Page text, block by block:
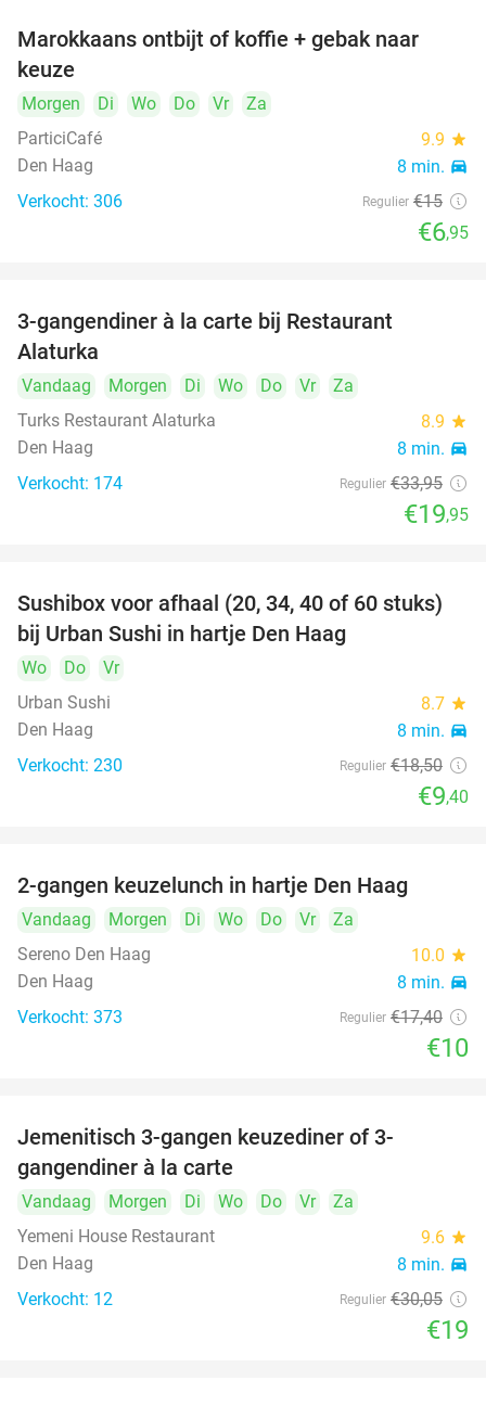
Marokkaans ontbijt of koffie + gebak naar
keuze
Morgen Di Wo Do Vr
Za
ParticiCafé
9.9 star
Den Haag 8 min. directions_car
Verkocht: 306 Regulier €15
€6,95
3-gangendiner à la carte bij Restaurant
Alaturka
Vandaag Morgen Di Wo Do Vr
Za
Turks Restaurant Alaturka
8.9 star
Den Haag 8 min. directions_car
Verkocht: 174 Regulier €33,95
€19,95
49%
Sushibox voor afhaal (20, 34, 40 of 60 stuks)
bij Urban Sushi in hartje Den Haag
Wo Do
Vr
Urban Sushi
8.7 star
Den Haag 8 min. directions_car
Verkocht: 230 Regulier €18,50
€9,40
2-gangen keuzelunch in hartje Den Haag
Vandaag Morgen Di Wo Do Vr
Za
Sereno Den Haag
10.0 star
Den Haag 8 min. directions_car
Verkocht: 373 Regulier €17,40
€10
Jemenitisch 3-gangen keuzediner of 3-
gangendiner à la carte
Vandaag Morgen Di Wo Do Vr
Za
Yemeni House Restaurant
9.6 star
Den Haag 8 min. directions_car
Verkocht: 12 Regulier €30,05
€19